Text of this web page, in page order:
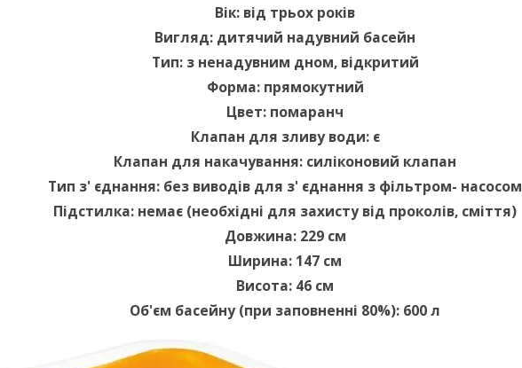
Вік: від трьох років
Вигляд: дитячий надувний басейн
Тип: з ненадувним дном, відкритий
Форма: прямокутний
Цвет: помаранч
Клапан для зливу води: є
Клапан для накачування: силіконовий клапан
Тип з' єднання: без виводів для з' єднання з фільтром- насосом
Підстилка: немає (необхідні для захисту від проколів, сміття)
Довжина: 229 см
Ширина: 147 см
Висота: 46 см
Об'єм басейну (при заповненні 80%): 600 л